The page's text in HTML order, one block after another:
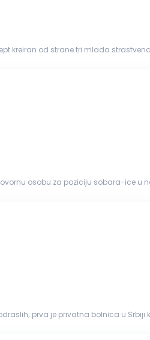
kreiran od strane tri mlada
osobu za poziciju sobara-ice u
prva je privatna bolnica u